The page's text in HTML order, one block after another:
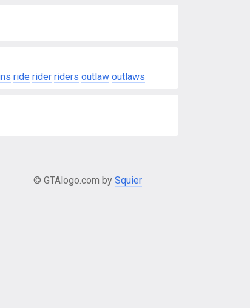
ride rider riders outlaw outlaws
© GTAlogo.com by Squier